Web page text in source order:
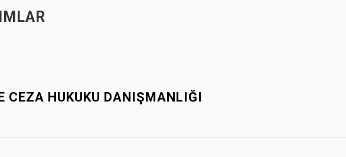
CEZA HUKUKU DANIŞMANLIĞI